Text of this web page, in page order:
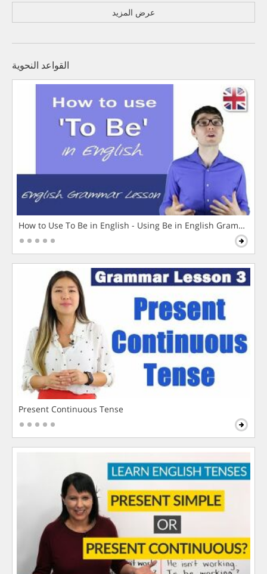
عرض المزيد
القواعد النحوية
How to Use To Be in English - Using Be in English Grammar
Present Continuous Tense